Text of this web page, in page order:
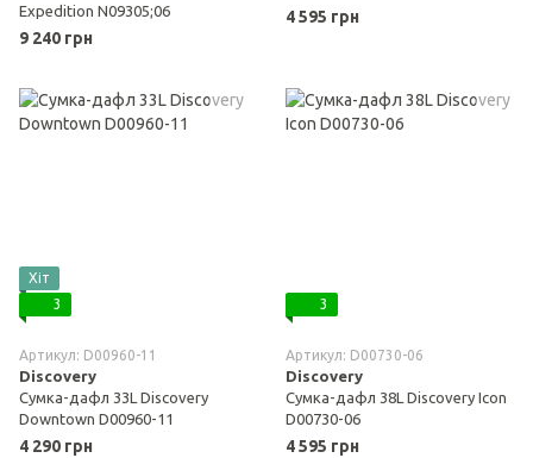
Expedition N09305;06
9 240 грн
4 595 грн
Хіт
3
Артикул: D00960-11
Discovery
Сумка-дафл 33L Discovery
Downtown D00960-11
4 290 грн
3
Артикул: D00730-06
Discovery
Сумка-дафл 38L Discovery Icon
D00730-06
4 595 грн